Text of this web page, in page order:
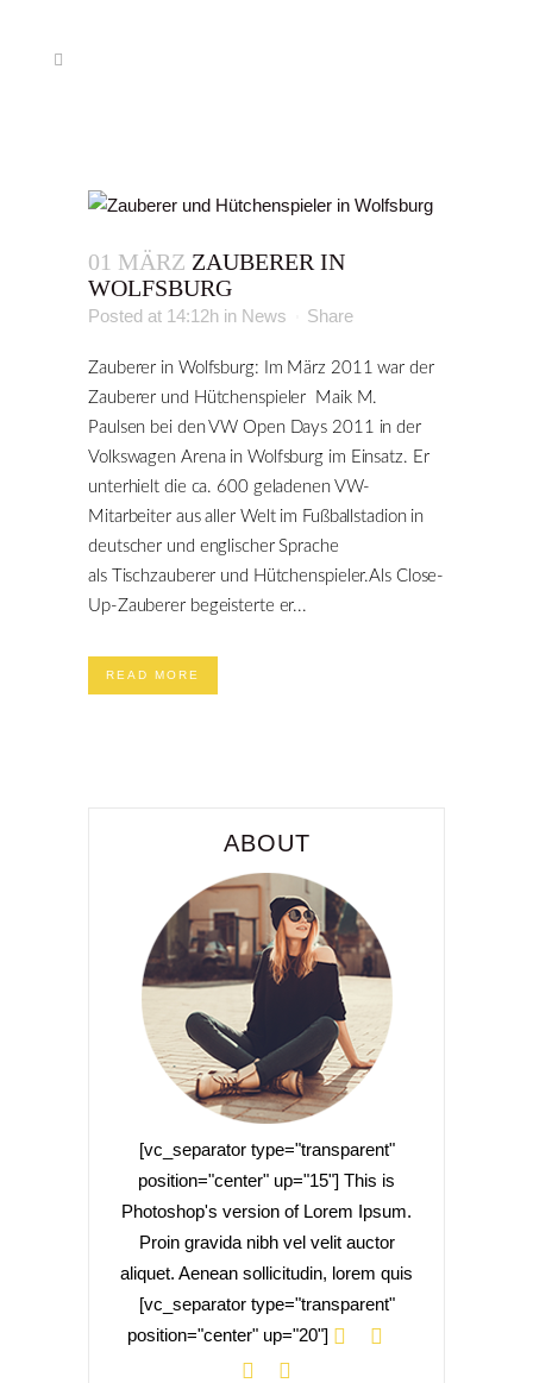
01 MÄRZ ZAUBERER IN
WOLFSBURG
Posted at 14:12h in News Share
Zauberer in Wolfsburg: Im März 2011 war der
Zauberer und Hütchenspieler Maik M.
Paulsen bei den VW Open Days 2011 in der
Volkswagen Arena in Wolfsburg im Einsatz. Er
unterhielt die ca. 600 geladenen VW-
Mitarbeiter aus aller Welt im Fußballstadion in
deutscher und englischer Sprache
als Tischzauberer und Hütchenspieler.Als Close-
Up-Zauberer begeisterte er...
READ MORE
ABOUT
[vc_separator type="transparent"
position="center" up="15"] This is
Photoshop's version of Lorem Ipsum.
Proin gravida nibh vel velit auctor
aliquet. Aenean sollicitudin, lorem quis
[vc_separator type="transparent"
position="center" up="20"]